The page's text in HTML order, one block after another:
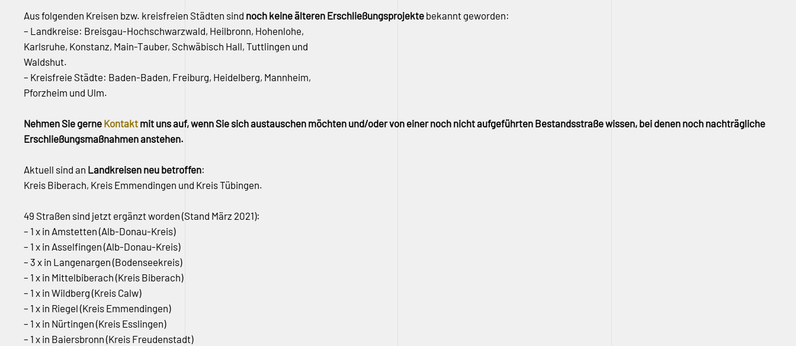
Aus folgenden Kreisen bzw. kreisfreien Städten sind noch keine älteren Erschließungsprojekte bekannt geworden:
– Landkreise: Breisgau-Hochschwarzwald, Heilbronn, Hohenlohe,
Karlsruhe, Konstanz, Main-Tauber, Schwäbisch Hall, Tuttlingen und
Waldshut.
– Kreisfreie Städte: Baden-Baden, Freiburg, Heidelberg, Mannheim,
Pforzheim und Ulm.
Nehmen Sie gerne Kontakt mit uns auf, wenn Sie sich austauschen möchten und/oder von einer noch nicht aufgeführten Bestandsstraße wissen, bei denen noch nachträgliche
Erschließungsmaßnahmen anstehen.
Aktuell sind an Landkreisen neu betroffen:
Kreis Biberach, Kreis Emmendingen und Kreis Tübingen.
49 Straßen sind jetzt ergänzt worden (Stand März 2021):
– 1 x in Amstetten (Alb-Donau-Kreis)
– 1 x in Asselfingen (Alb-Donau-Kreis)
– 3 x in Langenargen (Bodenseekreis)
– 1 x in Mittelbiberach (Kreis Biberach)
– 1 x in Wildberg (Kreis Calw)
– 1 x in Riegel (Kreis Emmendingen)
– 1 x in Nürtingen (Kreis Esslingen)
– 1 x in Baiersbronn (Kreis Freudenstadt)